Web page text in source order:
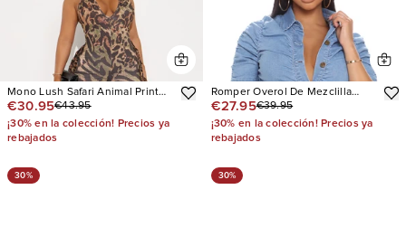
Mono Lush Safari Animal Print
Flare Halter
€30.95€43.95
¡30% en la colección! Precios ya
rebajados
Romper Overol De Mezclilla
Ready For Brunch
€27.95€39.95
¡30% en la colección! Precios ya
rebajados
30% 30%